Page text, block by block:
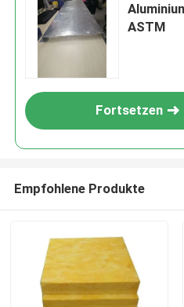
ASTM
Fortsetzen
Empfohlene Produkte